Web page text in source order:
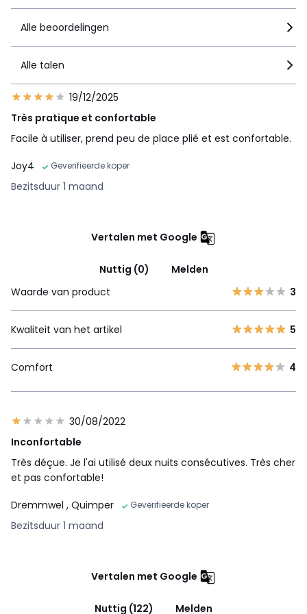
Alle beoordelingen
Alle talen
19/12/2025
Très pratique et confortable
Facile à utiliser, prend peu de place plié et est confortable.
Joy4
Geverifieerde koper
Bezitsduur 1 maand
Vertalen met Google
Nuttig (0)
Melden
Waarde van product
3
Kwaliteit van het artikel 5
Comfort 4
30/08/2022
Inconfortable
Très déçue. Je l'ai utilisé deux nuits consécutives. Très cher
et pas confortable!
Dremmwel , Quimper Geverifieerde koper
Bezitsduur 1 maand
Vertalen met Google
Nuttig (122) Melden